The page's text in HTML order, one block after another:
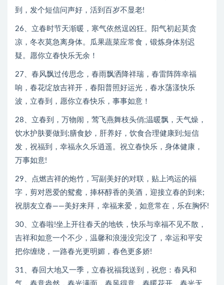
到，发个短信问声好，活到百岁不显老!
26、立春时节天渐暖，寒气依然逞凶狂。阳气初起莫贪
凉，冬衣莫急离身体。瓜果蔬菜应常食，锻炼身体别迟
疑。愿你立春快乐无余！
27、春风飘过传思念，春雨飘洒降祥瑞，春雷阵阵幸福
响，春花绽放吉祥开，春阳普照好运光，春水荡漾快乐
波，立春到，愿你立春快乐，事事如意！
28、立春到，万物闹，莺飞燕舞枝头俏;温暖飘，天气燥，
饮水护肤要做到;膳食妙，肝养好，饮食合理健康到;短信
发，祝福到，幸福永久乐逍遥。祝立春快乐，身体健康，
万事如意!
29、点燃吉祥的炮竹，写副美好的对联，贴上鸿运的福
字，剪对恩爱的鸳鸯，捧杯醇香的美酒，迎接立春的到来;
祝朋友立春——美好来拜，幸福来爱，如意常在，乐在胸怀!
30、立春啦!坐上开往春天的地铁，快乐与幸福不见不散，
吉祥和如意一个不少，温馨和浪漫没完没了，幸运和平安
把你缠绕，一路春光更明媚，春色更多娇!
31、春回大地又一季，立春祝福我送到，祝您：春风和